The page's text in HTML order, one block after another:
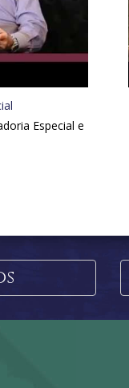
Especial e